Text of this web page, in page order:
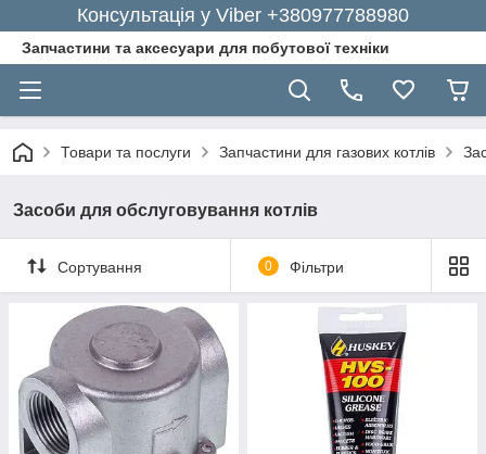
Консультація у Viber +380977788980
Запчастини та аксесуари для побутової техніки
Товари та послуги Запчастини для газових котлів
Засоби для обслуговування котлів
Сортування 0 Фільтри